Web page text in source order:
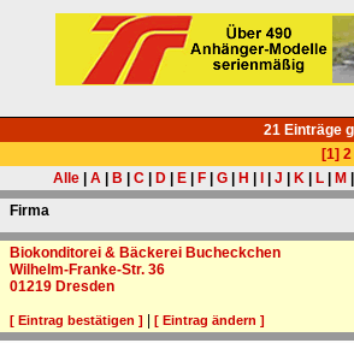
21 Einträge
[1] 2
Alle
A B C D E F G H J K L M
Firma
Biokonditorei & Bäckerei Bucheckchen
Wilhelm-Franke-Str. 36
01219 Dresden
[ Eintrag bestätigen ] |[ Eintrag ändern ]